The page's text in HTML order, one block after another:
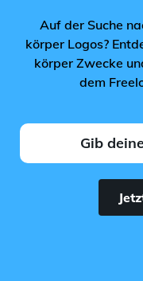
Auf der Suche
körper Logos?
körper Zwecke
dem